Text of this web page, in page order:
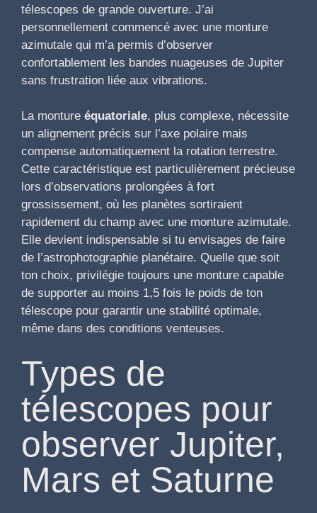
télescopes de grande ouverture. J’ai
personnellement commencé avec une monture
azimutale qui m’a permis d’observer
confortablement les bandes nuageuses de Jupiter
sans frustration liée aux vibrations.
La monture équatoriale, plus complexe, nécessite
un alignement précis sur l’axe polaire mais
compense automatiquement la rotation terrestre.
Cette caractéristique est particulièrement précieuse
lors d’observations prolongées à fort
grossissement, où les planètes sortiraient
rapidement du champ avec une monture azimutale.
Elle devient indispensable si tu envisages de faire
de l’astrophotographie planétaire. Quelle que soit
ton choix, privilégie toujours une monture capable
de supporter au moins 1,5 fois le poids de ton
télescope pour garantir une stabilité optimale,
même dans des conditions venteuses.
Types de
télescopes pour
observer Jupiter,
Mars et Saturne